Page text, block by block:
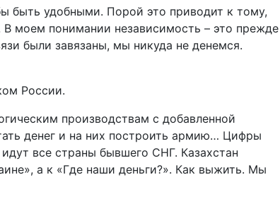
быть удобными. Порой это приводит к тому,
моем понимании независимость – это прежде
были завязаны, мы никуда не денемся.
России.
производствам с добавленной
денег и на них построить армию… Цифры
все страны бывшего СНГ. Казахстан
а к «Где наши деньги?». Как выжить. Мы